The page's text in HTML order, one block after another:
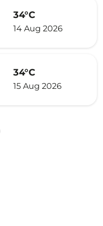
34°C
14 Aug 2026
34°C
15 Aug 2026